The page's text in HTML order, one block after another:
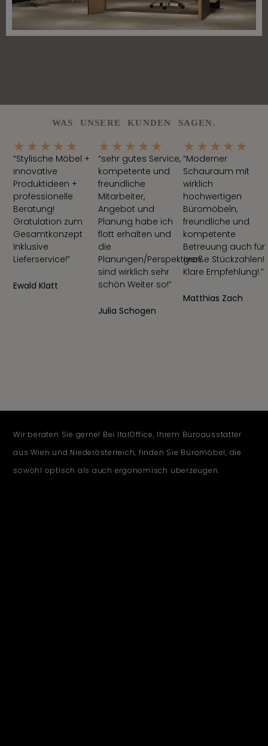
WAS UNSERE KUNDEN SAGEN.
★ ★ ★ ★ ★
“Stylische Möbel +
innovative
Produktideen +
professionelle
Beratung!
Gratulation zum
Gesamtkonzept
Inklusive
Lieferservice!”
Ewald Klatt
★ ★ ★ ★ ★
“sehr gutes Service,
kompetente und
freundliche
Mitarbeiter,
Angebot und
Planung habe ich
flott erhalten und
die
Planungen/Perspektiven
sind wirklich sehr
schön Weiter so!”
Julia Schogen
★ ★ ★ ★ ★
“Moderner
Schauraum mit
wirklich
hochwertigen
Büromöbeln,
freundliche und
kompetente
Betreuung auch für
große Stückzahlen!
Klare Empfehlung!.”
Matthias Zach
Wir beraten Sie gerne! Bei ItalOffice, Ihrem Büroausstatter
aus Wien und Niederösterreich, finden Sie Büromöbel, die
sowohl optisch als auch ergonomisch überzeugen.